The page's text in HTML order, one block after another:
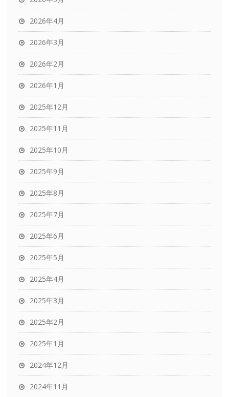
2026年4月
2026年3月
2026年2月
2026年1月
2025年12月
2025年11月
2025年10月
2025年9月
2025年8月
2025年7月
2025年6月
2025年5月
2025年4月
2025年3月
2025年2月
2025年1月
2024年12月
2024年11月